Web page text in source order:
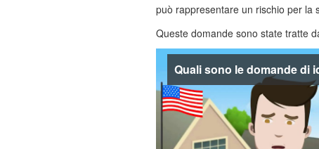
può rappresentare un rischio per la
Queste domande sono state tratte
Quali sono le domande di